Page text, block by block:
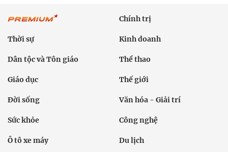
Chính trị
Thời sự Kinh doanh
Dân tộc và Tôn giáo Thể thao
Giáo dục Thế giới
Đời sống Văn hóa - Giải trí
Sức khỏe Công nghệ
Ô tô xe máy Du lịch